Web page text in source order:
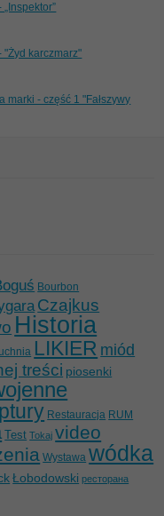
"Żyd karczmarz"
marki - część 1 "Fałszywy
Bourbon
Czajkus
Historia
LIKIER miód
treści piosenki
Restauracja RUM
Test Tokaj video
Wystawa wódka
Łobodowski ресторана